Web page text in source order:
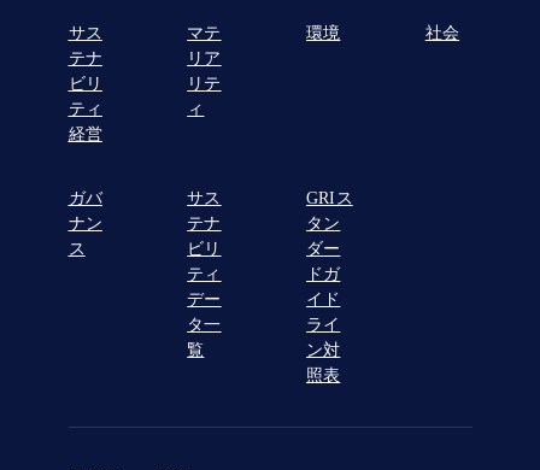
サス
テナ
ビリ
ティ
経営
マテ
リア
リテ
ィ
環境 社会
ガバ
ナン
ス
サス
テナ
ビリ
ティ
デー
タ一
覧
GRIス
タン
ダー
ドガ
イド
ライ
ン対
照表